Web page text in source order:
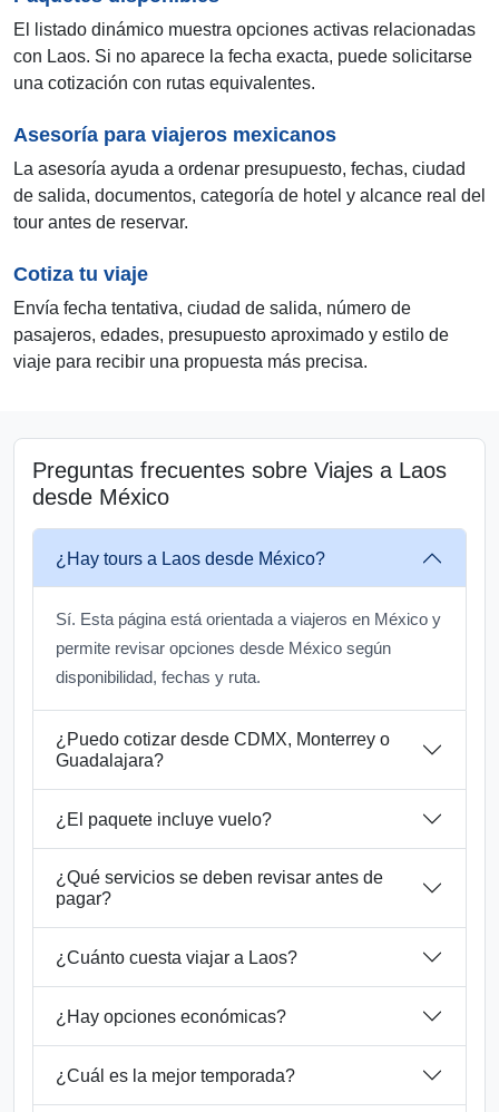
El listado dinámico muestra opciones activas relacionadas
con Laos. Si no aparece la fecha exacta, puede solicitarse
una cotización con rutas equivalentes.
Asesoría para viajeros mexicanos
La asesoría ayuda a ordenar presupuesto, fechas, ciudad
de salida, documentos, categoría de hotel y alcance real del
tour antes de reservar.
Cotiza tu viaje
Envía fecha tentativa, ciudad de salida, número de
pasajeros, edades, presupuesto aproximado y estilo de
viaje para recibir una propuesta más precisa.
Preguntas frecuentes sobre Viajes a Laos
desde México
¿Hay tours a Laos desde México?
Sí. Esta página está orientada a viajeros en México y
permite revisar opciones desde México según
disponibilidad, fechas y ruta.
¿Puedo cotizar desde CDMX, Monterrey o
Guadalajara?
¿El paquete incluye vuelo?
¿Qué servicios se deben revisar antes de
pagar?
¿Cuánto cuesta viajar a Laos?
¿Hay opciones económicas?
¿Cuál es la mejor temporada?